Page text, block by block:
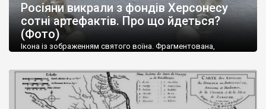
Росіяни викрали з фондів Херсонесу
сотні артефактів. Про що йдеться?
(Фото)
Ікона із зображенням святого воїна. Фрагментована,
травні російські окупанти вивезли з Криму до державного
музею «Новгородський музей-заповідник» сотні артефактів
візантійської доби. Раритети викрадені з фондів об’єкту
культурної спадщини ЮНЕСКО «Херсонеса Таврійського».